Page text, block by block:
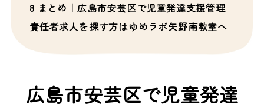
8 まとめ｜広島市安芸区で児童発達支援管理
責任者求人を探す方はゆめラボ矢野南教室へ
広島市安芸区で児童発達